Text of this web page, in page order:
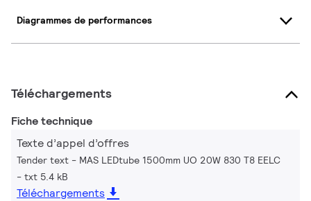
Diagrammes de performances
Téléchargements
Fiche technique
Texte d’appel d’offres
Tender text - MAS LEDtube 1500mm UO 20W 830 T8 EELC
txt 5.4 kB
Téléchargements